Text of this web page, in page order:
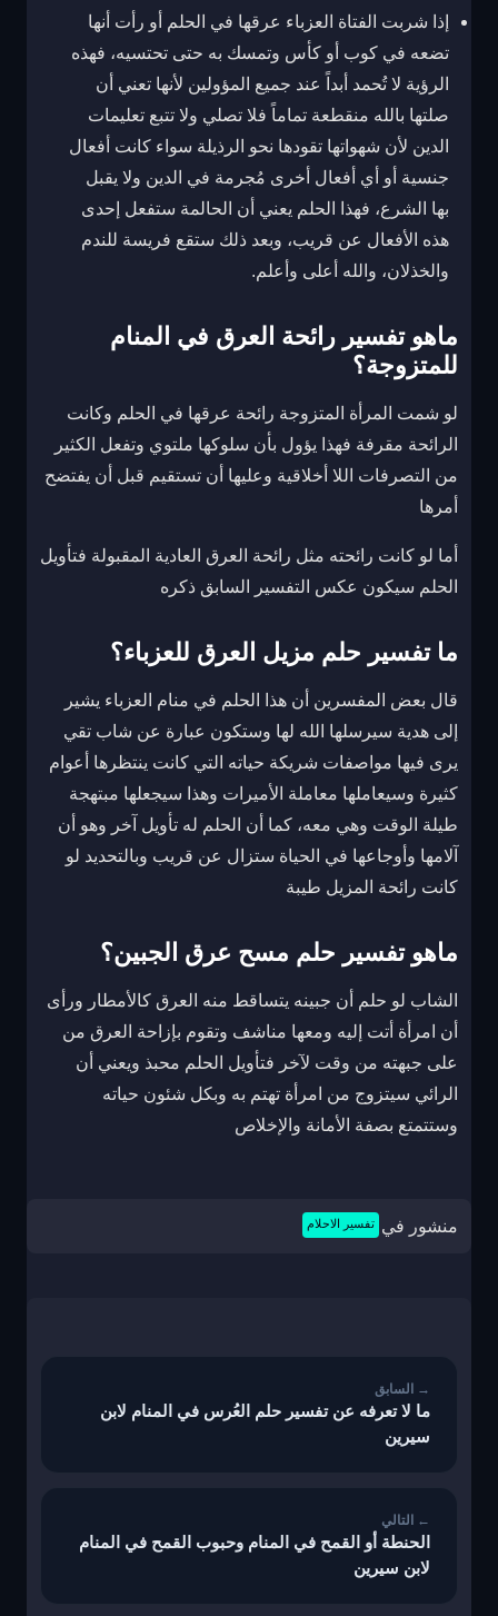
إذا شربت الفتاة العزباء عرقها في الحلم أو رأت أنها
تضعه في كوب أو كأس وتمسك به حتى تحتسيه، فهذه
الرؤية لا تُحمد أبداً عند جميع المؤولين لأنها تعني أن
صلتها بالله منقطعة تماماً فلا تصلي ولا تتبع تعليمات
الدين لأن شهواتها تقودها نحو الرذيلة سواء كانت أفعال
جنسية أو أي أفعال أخرى مُجرمة في الدين ولا يقبل
بها الشرع، فهذا الحلم يعني أن الحالمة ستفعل إحدى
هذه الأفعال عن قريب، وبعد ذلك ستقع فريسة للندم
والخذلان، والله أعلى وأعلم.
ماهو تفسير رائحة العرق في المنام
للمتزوجة؟
لو شمت المرأة المتزوجة رائحة عرقها في الحلم وكانت
الرائحة مقرفة فهذا يؤول بأن سلوكها ملتوي وتفعل الكثير
من التصرفات اللا أخلاقية وعليها أن تستقيم قبل أن يفتضح
أمرها
أما لو كانت رائحته مثل رائحة العرق العادية المقبولة فتأويل
الحلم سيكون عكس التفسير السابق ذكره
ما تفسير حلم مزيل العرق للعزباء؟
قال بعض المفسرين أن هذا الحلم في منام العزباء يشير
إلى هدية سيرسلها الله لها وستكون عبارة عن شاب تقي
يرى فيها مواصفات شريكة حياته التي كانت ينتظرها أعوام
كثيرة وسيعاملها معاملة الأميرات وهذا سيجعلها مبتهجة
طيلة الوقت وهي معه، كما أن الحلم له تأويل آخر وهو أن
آلامها وأوجاعها في الحياة ستزال عن قريب وبالتحديد لو
كانت رائحة المزيل طيبة
ماهو تفسير حلم مسح عرق الجبين؟
الشاب لو حلم أن جبينه يتساقط منه العرق كالأمطار ورأى
أن امرأة أتت إليه ومعها مناشف وتقوم بإزاحة العرق من
على جبهته من وقت لآخر فتأويل الحلم محبذ ويعني أن
الرائي سيتزوج من امرأة تهتم به وبكل شئون حياته
وستتمتع بصفة الأمانة والإخلاص
منشور في تفسير الاحلام
ما لا تعرفه عن تفسير حلم العُرس في المنام لابن
سيرين
الحنطة أو القمح في المنام وحبوب القمح في المنام
لابن سيرين